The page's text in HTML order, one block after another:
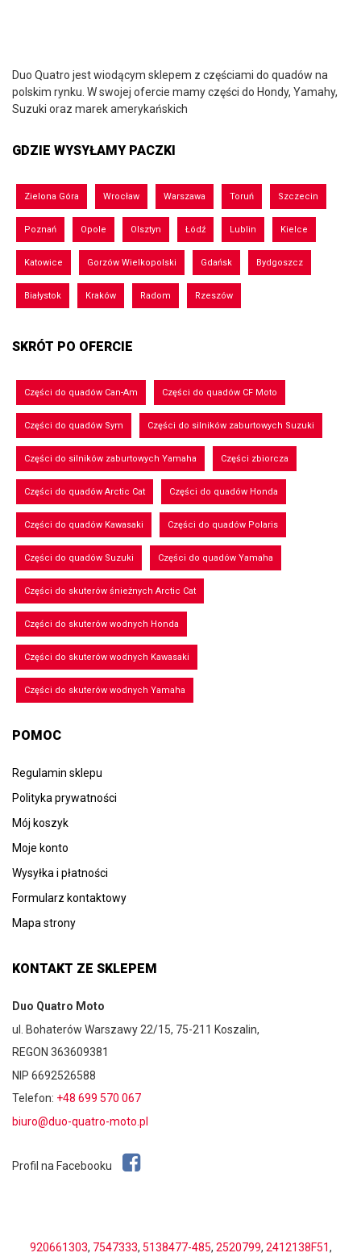
Duo Quatro jest wiodącym sklepem z częściami do quadów na
polskim rynku. W swojej ofercie mamy części do Hondy, Yamahy,
Suzuki oraz marek amerykańskich
GDZIE WYSYŁAMY PACZKI
Zielona Góra Wrocław Warszawa Toruń Szczecin
Poznań Opole Olsztyn Łódź Lublin Kielce
Katowice Gorzów Wielkopolski Gdańsk Bydgoszcz
Białystok Kraków Radom Rzeszów
SKRÓT PO OFERCIE
Części do quadów Can-Am Części do quadów CF Moto
Części do quadów Sym Części do silników zaburtowych Suzuki
Części do silników zaburtowych Yamaha Części zbiorcza
Części do quadów Arctic Cat Części do quadów Honda
Części do quadów Kawasaki Części do quadów Polaris
Części do quadów Suzuki Części do quadów Yamaha
Części do skuterów śnieżnych Arctic Cat
Części do skuterów wodnych Honda
Części do skuterów wodnych Kawasaki
Części do skuterów wodnych Yamaha
POMOC
Regulamin sklepu
Polityka prywatności
Mój koszyk
Moje konto
Wysyłka i płatności
Formularz kontaktowy
Mapa strony
KONTAKT ZE SKLEPEM
Duo Quatro Moto
ul. Bohaterów Warszawy 22/15, 75-211 Koszalin,
REGON 363609381
NIP 6692526588
Telefon: +48 699 570 067
biuro@duo-quatro-moto.pl
Profil na Facebooku
920661303, 7547333, 5138477-485, 2520799, 2412138F51,